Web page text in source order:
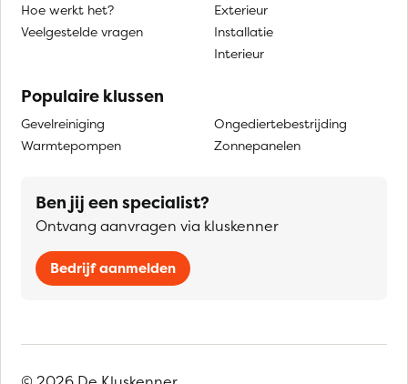
Hoe werkt het?
Veelgestelde vragen
Exterieur
Installatie
Interieur
Populaire klussen
Gevelreiniging
Warmtepompen
Ongediertebestrijding
Zonnepanelen
Ben jij een specialist?
Ontvang aanvragen via kluskenner
Bedrijf aanmelden